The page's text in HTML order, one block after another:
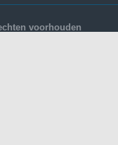
voorhouden